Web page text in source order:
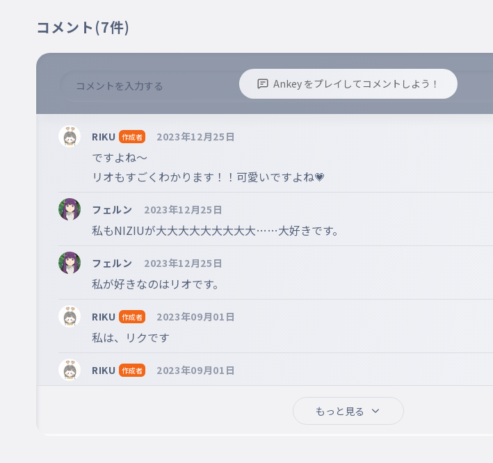
コメント (7件)
Ankey をプレイしてコメントしよう！
※コメントするには、ログインが必要です。
RIKU 作成者 2023年12月25日
ですよね〜
リオもすごくわかります！！可愛いですよね💗
フェルン 2023年12月25日
私もNIZIUが大大大大大大大大大……大好きです。
フェルン 2023年12月25日
私が好きなのはリオです。
RIKU 作成者 2023年09月01日
私は、リクです
RIKU 作成者 2023年09月01日
もっと見る